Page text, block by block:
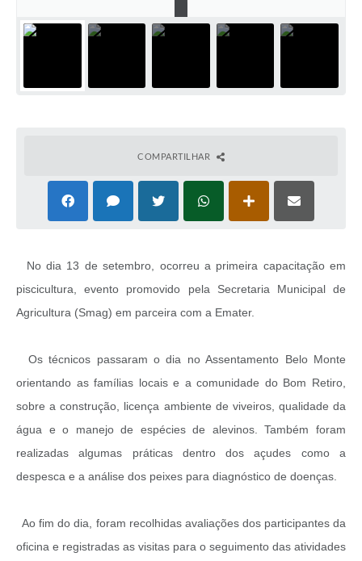
COMPARTILHAR
No dia 13 de setembro, ocorreu a primeira capacitação em
piscicultura, evento promovido pela Secretaria Municipal de
Agricultura (Smag) em parceira com a Emater.
Os técnicos passaram o dia no Assentamento Belo Monte
orientando as famílias locais e a comunidade do Bom Retiro,
sobre a construção, licença ambiente de viveiros, qualidade da
água e o manejo de espécies de alevinos. Também foram
realizadas algumas práticas dentro dos açudes como a
despesca e a análise dos peixes para diagnóstico de doenças.
Ao fim do dia, foram recolhidas avaliações dos participantes da
oficina e registradas as visitas para o seguimento das atividades